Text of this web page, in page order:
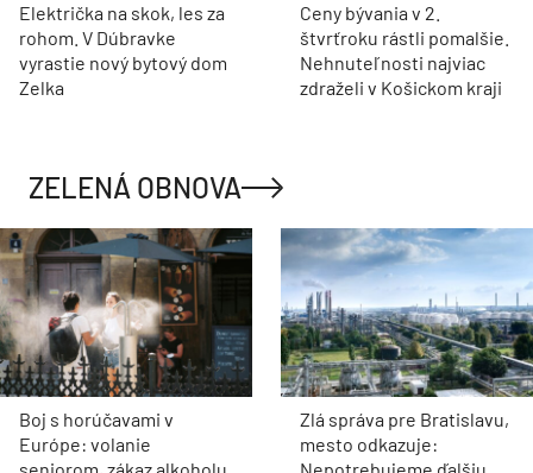
Električka na skok, les za
rohom. V Dúbravke
vyrastie nový bytový dom
Zelka
Ceny bývania v 2.
štvrťroku rástli pomalšie.
Nehnuteľnosti najviac
zdraželi v Košickom kraji
ZELENÁ OBNOVA
Boj s horúčavami v
Európe: volanie
Zlá správa pre Bratislavu,
mesto odkazuje: